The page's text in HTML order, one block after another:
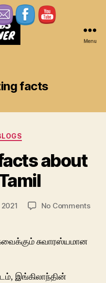
Menu
facts
about
No Commentson
சுவாரஸ்யமான
இங்கிலாந்தின்